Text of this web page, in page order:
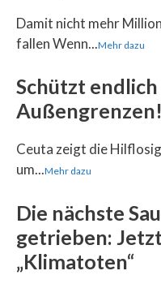
Damit nicht mehr
fallen Wenn...Mehr dazu
Schützt
Außengrenzen!
Ceuta zeigt die
um...Mehr dazu
Die nächste
getrieben:
„Klimatoten“